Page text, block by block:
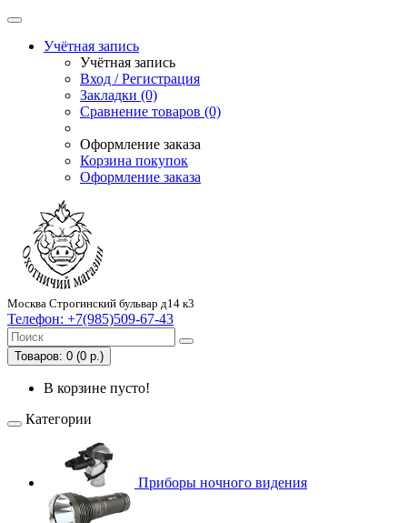
Учётная запись
Учётная запись
Вход / Регистрация
Закладки (0)
Сравнение товаров (0)
Оформление заказа
Корзина покупок
Оформление заказа
Москва Строгинский бульвар д14 к3
Телефон: +7(985)509-67-43
Товаров: 0 (0 р.)
В корзине пусто!
Категории
Приборы ночного видения